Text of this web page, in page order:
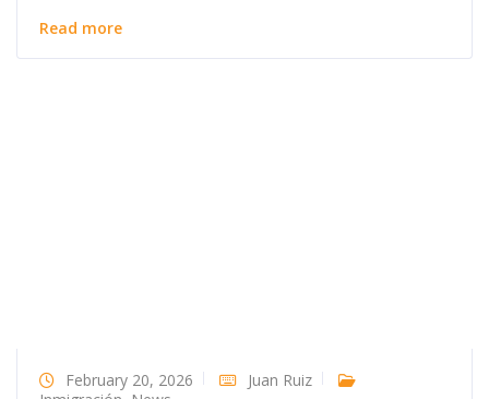
Read more
February 20, 2026
Juan Ruiz